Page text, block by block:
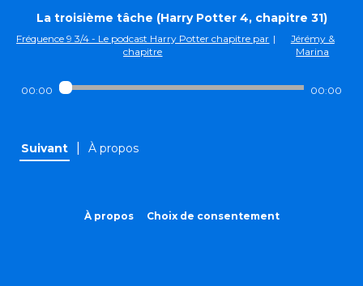
La troisième tâche (Harry Potter 4, chapitre 31)
Fréquence 9 3/4 - Le podcast Harry Potter chapitre par
chapitre
|
Jérémy &
Marina
00:00 00:00
Suivant À propos
À propos Choix de consentement